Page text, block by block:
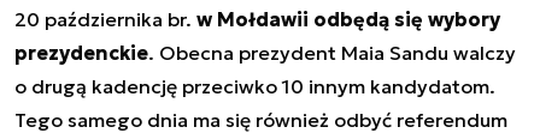
20 października br. w Mołdawii odbędą się wybory
prezydenckie. Obecna prezydent Maia Sandu walczy
o drugą kadencję przeciwko 10 innym kandydatom.
Tego samego dnia ma się również odbyć referendum